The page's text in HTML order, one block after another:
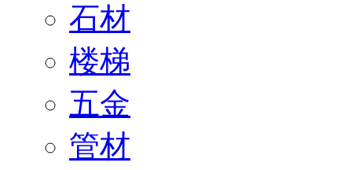
石材
楼梯
五金
管材